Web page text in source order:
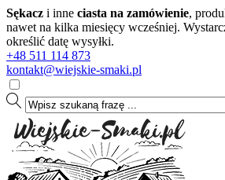
Sękacz i inne ciasta na zamówienie,
nawet na kilka miesięcy wcześniej.
określić datę wysyłki.
+48 511 114 873
kontakt@wiejskie-smaki.pl